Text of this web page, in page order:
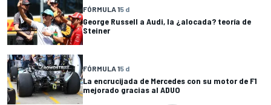
FÓRMULA 15 d
George Russell a Audi, la ¿alocada? teoría de
Steiner
FÓRMULA 15 d
La encrucijada de Mercedes con su motor de F1
mejorado gracias al ADUO